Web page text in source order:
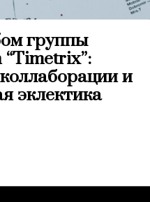
группы
и
эклектика